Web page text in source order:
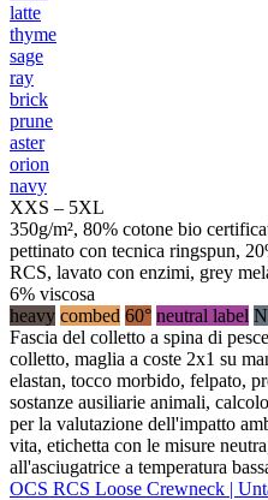
latte
thyme
sage
ray
brick
prune
aster
orion
navy
XXS – 5XL
350g/m², 80% cotone bio
pettinato con tecnica ringspun,
RCS, lavato con enzimi, grey
6% viscosa
heavy combed 60° neutral label
Fascia del colletto a spina di
colletto, maglia a coste 2x1 su
elastan, tocco morbido, felpato,
sostanze ausiliarie animali,
per la valutazione dell'impatto
vita, etichetta con le misure
all'asciugatrice a temperatura
OCS RCS Loose Crewneck |